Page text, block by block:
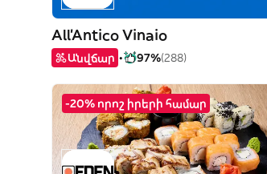
All'Antico Vinaio
Անվճար 97%(288)
-20% որոշ իրերի համար